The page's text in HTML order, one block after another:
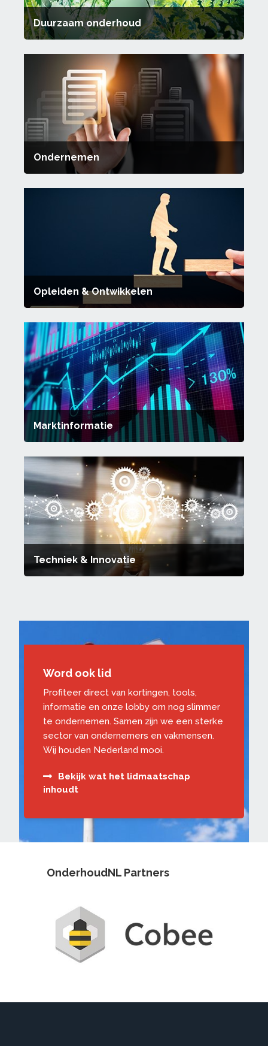
Duurzaam onderhoud
Ondernemen
Opleiden & Ontwikkelen
Marktinformatie
Techniek & Innovatie
Word ook lid
Profiteer direct van kortingen, tools,
informatie en onze lobby om nog slimmer
te ondernemen. Samen zijn we een sterke
sector van ondernemers en vakmensen.
Wij houden Nederland mooi.
Bekijk wat het lidmaatschap
inhoudt
OnderhoudNL Partners